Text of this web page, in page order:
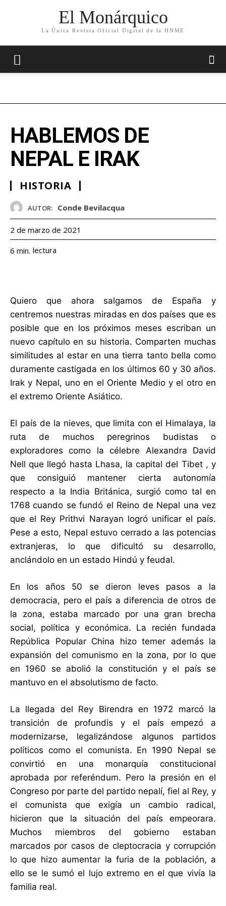
El Monárquico
La Única Revista Oficial Digital de la HNME
HABLEMOS DE
NEPAL E IRAK
HISTORIA
AUTOR: Conde Bevilacqua
2 de marzo de 2021
6 min. lectura
Quiero que ahora salgamos de España y
centremos nuestras miradas en dos países que es
posible que en los próximos meses escriban un
nuevo capítulo en su historia. Comparten muchas
similitudes al estar en una tierra tanto bella como
duramente castigada en los últimos 60 y 30 años.
Irak y Nepal, uno en el Oriente Medio y el otro en
el extremo Oriente Asiático.
El país de la nieves, que limita con el Himalaya, la
ruta de muchos peregrinos budistas o
exploradores como la célebre Alexandra David
Nell que llegó hasta Lhasa, la capital del Tibet , y
que consiguió mantener cierta autonomía
respecto a la India Británica, surgió como tal en
1768 cuando se fundó el Reino de Nepal una vez
que el Rey Prithvi Narayan logró unificar el país.
Pese a esto, Nepal estuvo cerrado a las potencias
extranjeras, lo que dificultó su desarrollo,
anclándolo en un estado Hindú y feudal.
En los años 50 se dieron leves pasos a la
democracia, pero el país a diferencia de otros de
la zona, estaba marcado por una gran brecha
social, política y económica. La recién fundada
República Popular China hizo temer además la
expansión del comunismo en la zona, por lo que
en 1960 se abolió la constitución y el país se
mantuvo en el absolutismo de facto.
La llegada del Rey Birendra en 1972 marcó la
transición de profundis y el país empezó a
modernizarse, legalizándose algunos partidos
políticos como el comunista. En 1990 Nepal se
convirtió en una monarquía constitucional
aprobada por referéndum. Pero la presión en el
Congreso por parte del partido nepalí, fiel al Rey, y
el comunista que exigía un cambio radical,
hicieron que la situación del país empeorara.
Muchos miembros del gobierno estaban
marcados por casos de cleptocracia y corrupción
lo que hizo aumentar la furia de la población, a
ello se le sumó el lujo extremo en el que vivía la
familia real.